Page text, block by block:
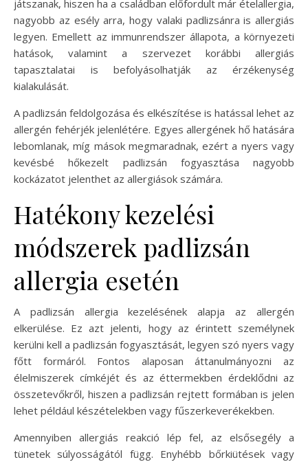
játszanak, hiszen ha a családban előfordult már ételallergia,
nagyobb az esély arra, hogy valaki padlizsánra is allergiás
legyen. Emellett az immunrendszer állapota, a környezeti
hatások, valamint a szervezet korábbi allergiás
tapasztalatai is befolyásolhatják az érzékenység
kialakulását.
A padlizsán feldolgozása és elkészítése is hatással lehet az
allergén fehérjék jelenlétére. Egyes allergének hő hatására
lebomlanak, míg mások megmaradnak, ezért a nyers vagy
kevésbé hőkezelt padlizsán fogyasztása nagyobb
kockázatot jelenthet az allergiások számára.
Hatékony kezelési
módszerek padlizsán
allergia esetén
A padlizsán allergia kezelésének alapja az allergén
elkerülése. Ez azt jelenti, hogy az érintett személynek
kerülni kell a padlizsán fogyasztását, legyen szó nyers vagy
főtt formáról. Fontos alaposan áttanulmányozni az
élelmiszerek címkéjét és az éttermekben érdeklődni az
összetevőkről, hiszen a padlizsán rejtett formában is jelen
lehet például készételekben vagy fűszerkeverékekben.
Amennyiben allergiás reakció lép fel, az elsősegély a
tünetek súlyosságától függ. Enyhébb bőrkiütések vagy